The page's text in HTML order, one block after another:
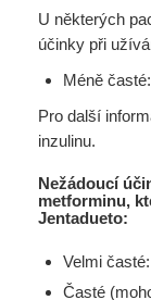
U některých
účinky při
Méně
Pro další
inzulinu.
Nežádoucí
metforminu,
Jentadueto:
Velmi
Časté